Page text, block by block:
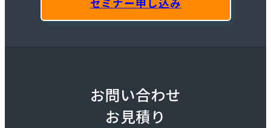
お問い合わせ
お見積り